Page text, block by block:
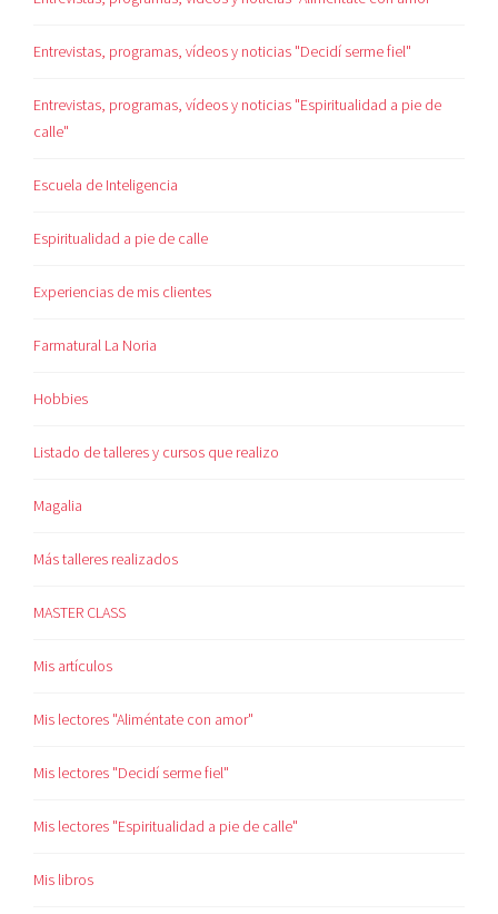
Entrevistas, programas, vídeos y noticias "Decidí serme fiel"
Entrevistas, programas, vídeos y noticias "Espiritualidad a pie de
calle"
Escuela de Inteligencia
Espiritualidad a pie de calle
Experiencias de mis clientes
Farmatural La Noria
Hobbies
Listado de talleres y cursos que realizo
Magalia
Más talleres realizados
MASTER CLASS
Mis artículos
Mis lectores "Aliméntate con amor"
Mis lectores "Decidí serme fiel"
Mis lectores "Espiritualidad a pie de calle"
Mis libros